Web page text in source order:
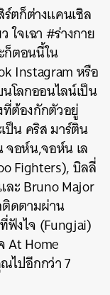
ตก็ต่างแคนเซิล
ใจเฉา #ร่างกาย
ก็ตอนนี้ใน
Instagram หรือ
โลกออนไลน์เป็น
ต้องกักตัวอยู่
ป็น คริส มาร์ติน
จอห์น,จอห์น เล
Fighters), บิลลี่
ะ Bruno Major
ติดตามผ่าน
ฟังไจ (Fungjai)
At Home
ไปอีกกว่า 7